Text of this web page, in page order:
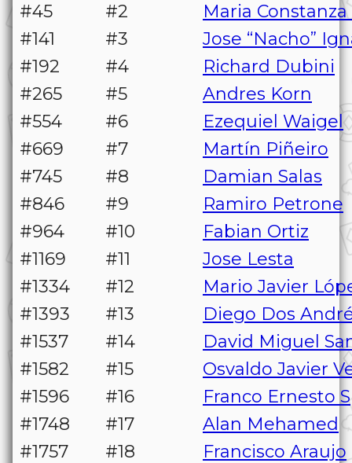
#45
#2
Maria
#141
#3
Jose “Nacho”
#192
#4
Richard Dubini
#265
#5
Andres Korn
#554
#6
Ezequiel Waigel
#669
#7
Martín Piñeiro
#745
#8
Damian Salas
#846
#9
Ramiro Petrone
#964
#10
Fabian Ortiz
#1169
#11
Jose Lesta
#1334
#12
Mario Javier
#1393
#13
Diego Dos
#1537
#14
David Miguel
#1582
#15
Osvaldo Javier
#1596
#16
Franco Ernesto
#1748
#17
Alan Mehamed
#1757
#18
Francisco Araujo